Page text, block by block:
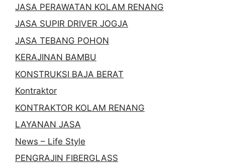
JASA PERAWATAN KOLAM RENANG
JASA SUPIR DRIVER JOGJA
JASA TEBANG POHON
KERAJINAN BAMBU
KONSTRUKSI BAJA BERAT
Kontraktor
KONTRAKTOR KOLAM RENANG
LAYANAN JASA
News – Life Style
PENGRAJIN FIBERGLASS